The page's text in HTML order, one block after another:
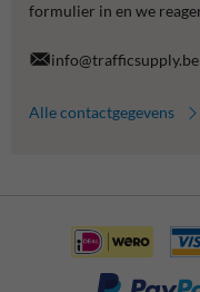
formulier in en we
info@trafficsupply.be
Alle contactgegevens